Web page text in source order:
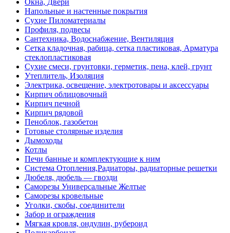
Напольные и настенные покрытия
Сухие Пиломатериалы
Профиля, подвесы
Сантехника, Водоснабжение, Вентиляция
Сетка кладочная, рабица, сетка пластиковая, Арматура
стеклопластиковая
Сухие смеси, грунтовки, герметик, пена, клей, грунт
Утеплитель, Изоляция
Электрика, освещение, электротовары и аксессуары
Кирпич облицовочный
Кирпич печной
Кирпич рядовой
Пеноблок, газобетон
Готовые столярные изделия
Дымоходы
Котлы
Печи банные и комплектующие к ним
Система Отопления,Радиаторы, радиаторные решетки
Дюбеля, дюбель — гвозди
Саморезы Универсальные Желтые
Саморезы кровельные
Уголки, скобы, соединители
Забор и ограждения
Мягкая кровля, ондулин, рубероид